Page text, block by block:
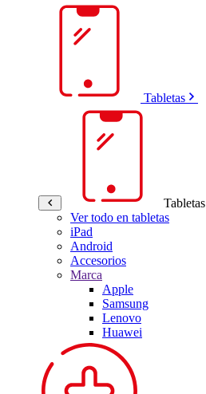
Tabletas
Tabletas
Ver todo en tabletas
iPad
Android
Accesorios
Marca
Apple
Samsung
Lenovo
Huawei